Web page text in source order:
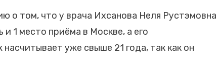
о том, что у врача Ихсанова Неля Рустэмовна
и 1 место приёма в Москве, а его
уже свыше 21 года, так как он